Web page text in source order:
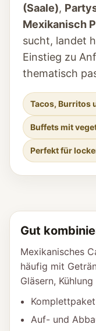
(Saale),
Mexikanisch
sucht, landet
Einstieg zu
thematisch
Tacos, Burritos
Buffets mit
Perfekt für
Gut
Mexikanisches
häufig mit
Gläsern,
Auf- und